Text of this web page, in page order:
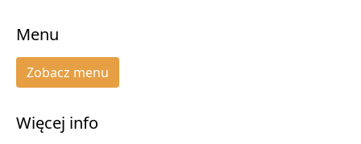
Menu
Zobacz menu
Więcej info